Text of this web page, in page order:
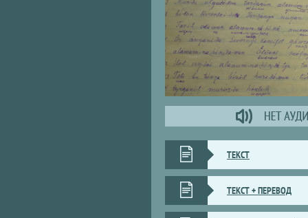
ТЕКСТ
ТЕКСТ + ПЕРЕВОД